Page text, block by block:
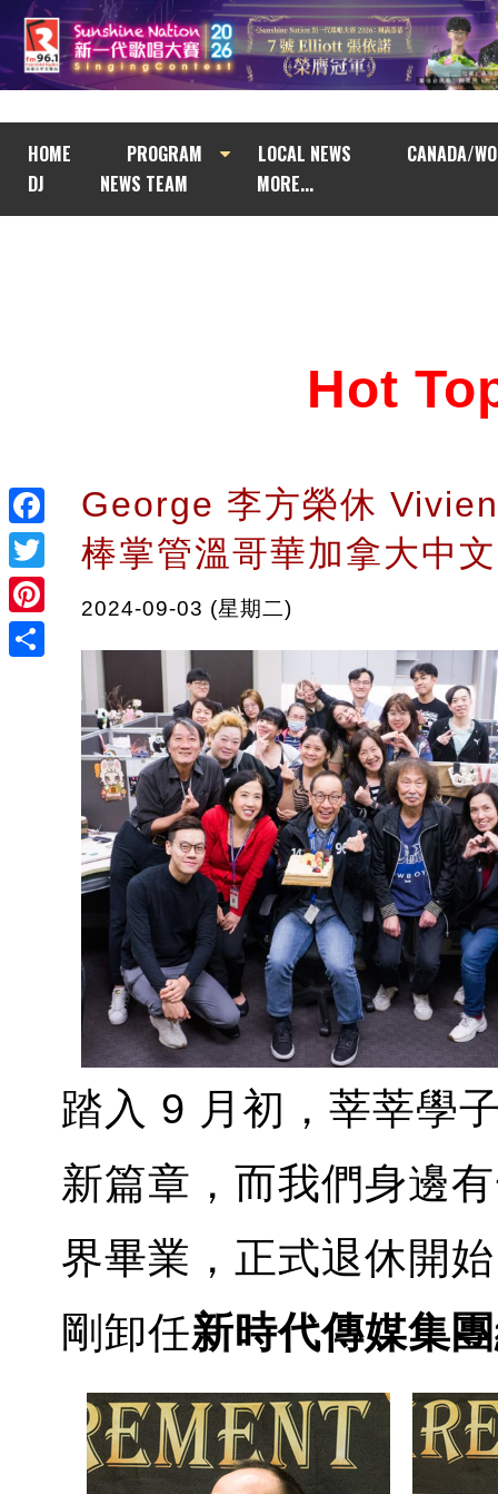
HOME PROGRAM LOCAL NEWS
CANADA/
DJ
NEWS TEAM MORE...
Facebook
Twitter
Pinterest
Hot
George 李方榮休
棒掌管溫哥華加拿大中
2024-09-03 (星期二)
踏入 9 月初，莘莘學
新篇章，而我們身邊
界畢業，正式退休開
剛卸任新時代傳媒集